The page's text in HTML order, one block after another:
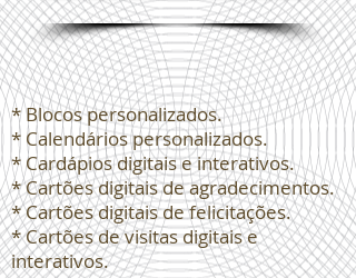
* Blocos personalizados.
* Calendários personalizados.
* Cardápios digitais e interativos.
* Cartões digitais de agradecimentos.
* Cartões digitais de felicitações.
* Cartões de visitas digitais e
interativos.